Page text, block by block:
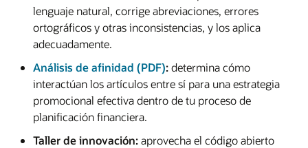
lenguaje natural, corrige abreviaciones, errores
ortográficos y otras inconsistencias, y los aplica
adecuadamente.
Análisis de afinidad (PDF):determina cómo
interactúan los artículos entre sí para una estrategia
promocional efectiva dentro de tu proceso de
planificación financiera.
Taller de innovación:aprovecha el código abierto